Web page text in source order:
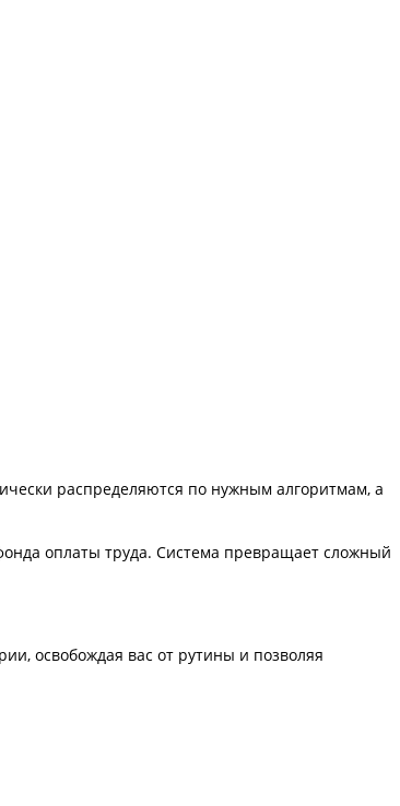
распределяются по нужным алгоритмам, а
оплаты труда. Система превращает сложный
освобождая вас от рутины и позволяя